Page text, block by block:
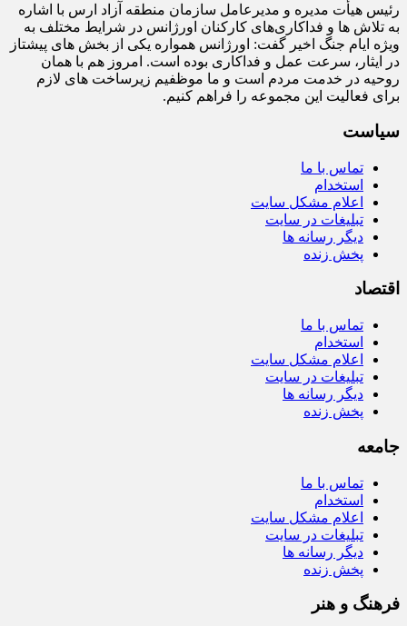
رئیس هیأت‌ مدیره و مدیرعامل سازمان منطقه آزاد ارس با اشاره
به تلاش‌ ها و فداکاری‌های کارکنان اورژانس در شرایط مختلف به‌
ویژه ایام جنگ اخیر گفت: اورژانس همواره یکی از بخش‌ های پیشتاز
در ایثار، سرعت‌ عمل و فداکاری بوده است. امروز هم با همان
روحیه در خدمت مردم است و ما موظفیم زیرساخت‌ های لازم
برای فعالیت این مجموعه را فراهم کنیم.
سیاست
تماس با ما
استخدام
اعلام مشکل سایت
تبلیغات در سایت
دیگر رسانه ها
پخش زنده
اقتصاد
تماس با ما
استخدام
اعلام مشکل سایت
تبلیغات در سایت
دیگر رسانه ها
پخش زنده
جامعه
تماس با ما
استخدام
اعلام مشکل سایت
تبلیغات در سایت
دیگر رسانه ها
پخش زنده
فرهنگ و هنر